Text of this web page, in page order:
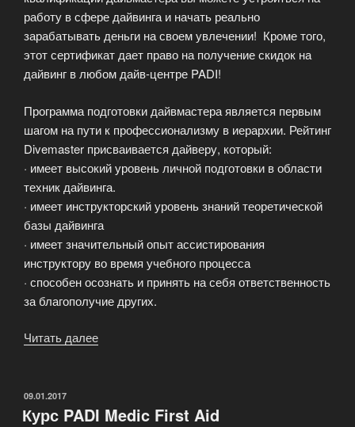
работу в сфере дайвинга и начать реально
зарабатывать деньги на своем увлечении! Кроме того,
этот сертификат дает право на получение скидок на
дайвинг в любом дайв-центре PADI!
Программа подготовки дайвмастера является первым
шагом на пути к профессионализму в иерархии. Рейтинг
Divemaster присваивается дайверу, который:
· имеет высокий уровень личной подготовки в области
техник дайвинга.
· имеет инструкторский уровень знаний теоретической
базы дайвинга
· имеет значительный опыт ассистирования
инструктору во время учебного процесса
· способен осознать и принять на себя ответственность
за благополучие других.
Читать далее
ОПУБЛИКОВАНО
09.01.2017
Курс PADI Medic First Aid